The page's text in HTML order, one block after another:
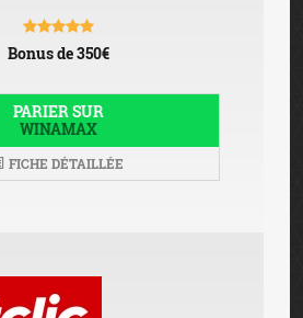
Bonus de 350€
PARIER SUR
WINAMAX
FICHE DÉTAILLÉE